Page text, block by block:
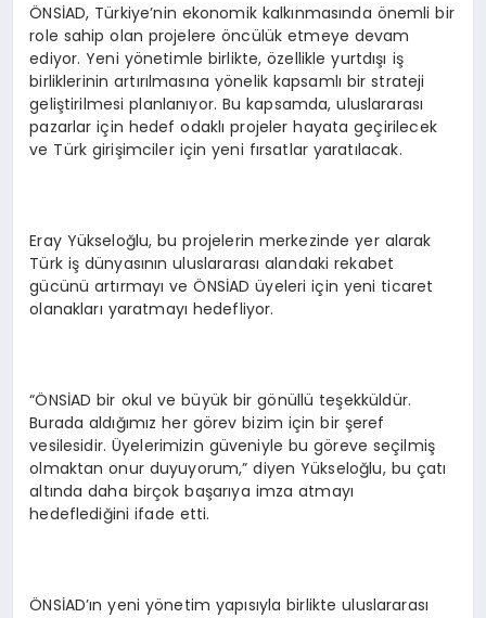
ÖNSİAD, Türkiye’nin ekonomik kalkınmasında önemli bir
role sahip olan projelere öncülük etmeye devam
ediyor. Yeni yönetimle birlikte, özellikle yurtdışı iş
birliklerinin artırılmasına yönelik kapsamlı bir strateji
geliştirilmesi planlanıyor. Bu kapsamda, uluslararası
pazarlar için hedef odaklı projeler hayata geçirilecek
ve Türk girişimciler için yeni fırsatlar yaratılacak.
Eray Yükseloğlu, bu projelerin merkezinde yer alarak
Türk iş dünyasının uluslararası alandaki rekabet
gücünü artırmayı ve ÖNSİAD üyeleri için yeni ticaret
olanakları yaratmayı hedefliyor.
“ÖNSİAD bir okul ve büyük bir gönüllü teşekküldür.
Burada aldığımız her görev bizim için bir şeref
vesilesidir. Üyelerimizin güveniyle bu göreve seçilmiş
olmaktan onur duyuyorum,” diyen Yükseloğlu, bu çatı
altında daha birçok başarıya imza atmayı
hedeflediğini ifade etti.
ÖNSİAD’ın yeni yönetim yapısıyla birlikte uluslararası